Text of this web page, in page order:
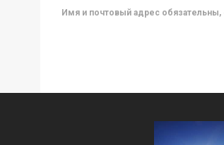
Имя и почтовый адрес